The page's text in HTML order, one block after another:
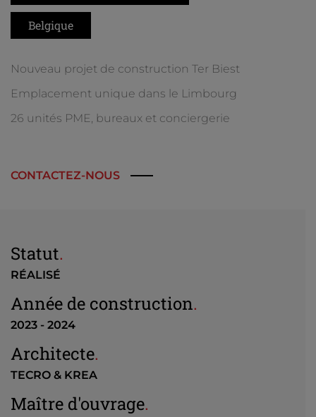
Belgique
Nouveau projet de construction Ter Biest
Emplacement unique dans le Limbourg
26 unités PME, bureaux et conciergerie
CONTACTEZ-NOUS
Statut.
RÉALISÉ
Année de construction.
2023 - 2024
Architecte.
TECRO & KREA
Maître d'ouvrage.